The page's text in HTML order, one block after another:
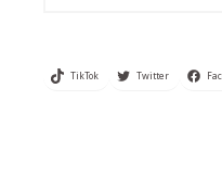
TikTok Twitter